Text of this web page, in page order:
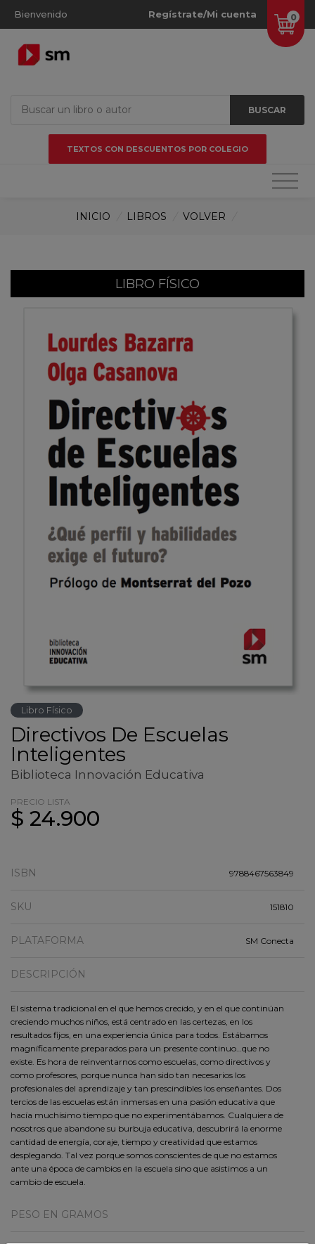
Bienvenido 0
Regístrate/Mi cuenta
BUSCAR
TEXTOS CON DESCUENTOS POR COLEGIO
INICIO LIBROS VOLVER
LIBRO FÍSICO
Libro Físico
Directivos De Escuelas
Inteligentes
Biblioteca Innovación Educativa
PRECIO LISTA
$ 24.900
ISBN 9788467563849
SKU 151810
PLATAFORMA SM Conecta
DESCRIPCIÓN
El sistema tradicional en el que hemos crecido, y en el que continúan
creciendo muchos niños, está centrado en las certezas, en los
resultados fijos, en una experiencia única para todos. Estábamos
magníficamente preparados para un presente continuo…que no
existe. Es hora de reinventarnos como escuelas, como directivos y
como profesores, porque nunca han sido tan necesarios los
profesionales del aprendizaje y tan prescindibles los enseñantes. Dos
tercios de las escuelas están inmersas en una pasión educativa que
hacía muchísimo tiempo que no experimentábamos. Cualquiera de
nosotros que abandone su burbuja educativa, descubrirá la enorme
cantidad de energía, coraje, tiempo y creatividad que estamos
desplegando. Tal vez porque somos conscientes de que no estamos
ante una época de cambios en la escuela sino que asistimos a un
cambio de escuela.
PESO EN GRAMOS